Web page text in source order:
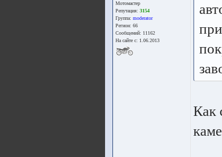
Мотомастер
Репутация: 3154
Группа: moderator
Регион: 66
Сообщений: 11162
На сайте с: 1.06.2013
Как